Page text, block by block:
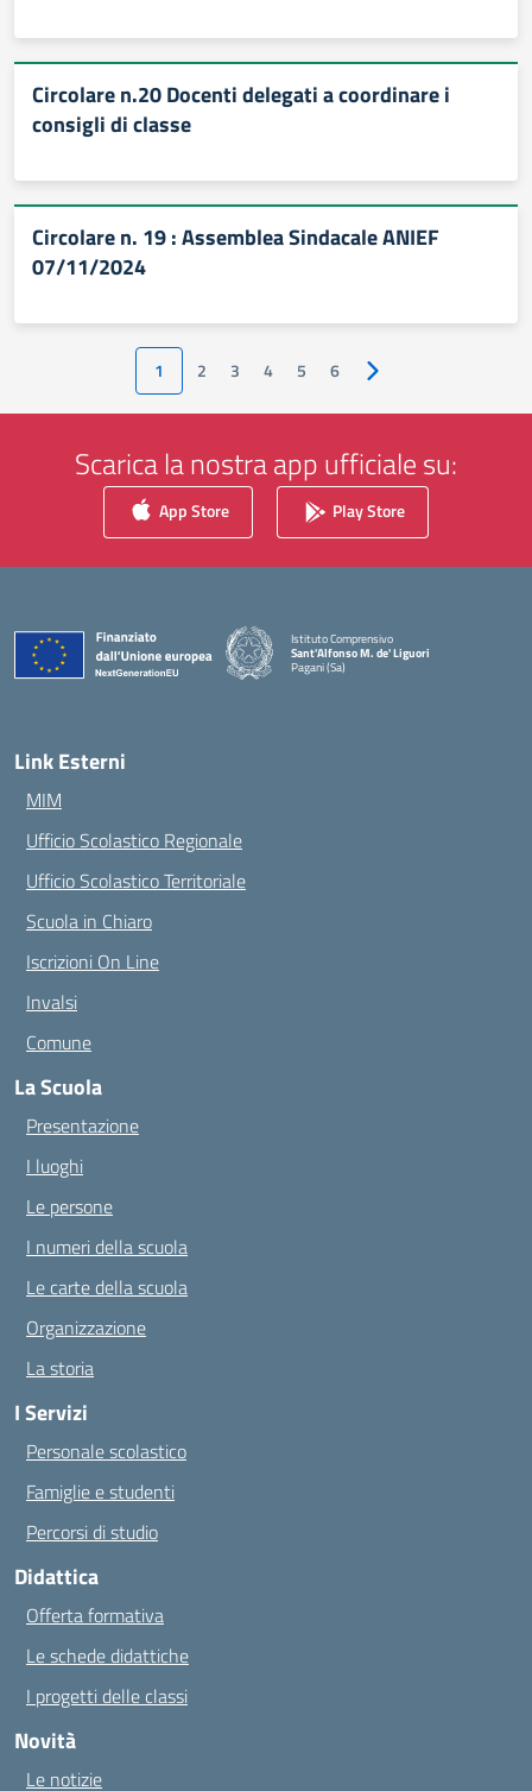
Circolare n.20 Docenti delegati a coordinare i
consigli di classe
Circolare n. 19 : Assemblea Sindacale ANIEF
07/11/2024
1 2 3 4 5 6 Pagina successiva
Scarica la nostra app ufficiale su:
App Store Play Store
Istituto Comprensivo
Sant'Alfonso M. de' Liguori
Pagani (Sa)
— Visita la pagina iniziale della scuola
Link Esterni
MIM
Ufficio Scolastico Regionale
Ufficio Scolastico Territoriale
Scuola in Chiaro
Iscrizioni On Line
Invalsi
Comune
La Scuola
Presentazione
I luoghi
Le persone
I numeri della scuola
Le carte della scuola
Organizzazione
La storia
I Servizi
Personale scolastico
Famiglie e studenti
Percorsi di studio
Didattica
Offerta formativa
Le schede didattiche
I progetti delle classi
Novità
Le notizie